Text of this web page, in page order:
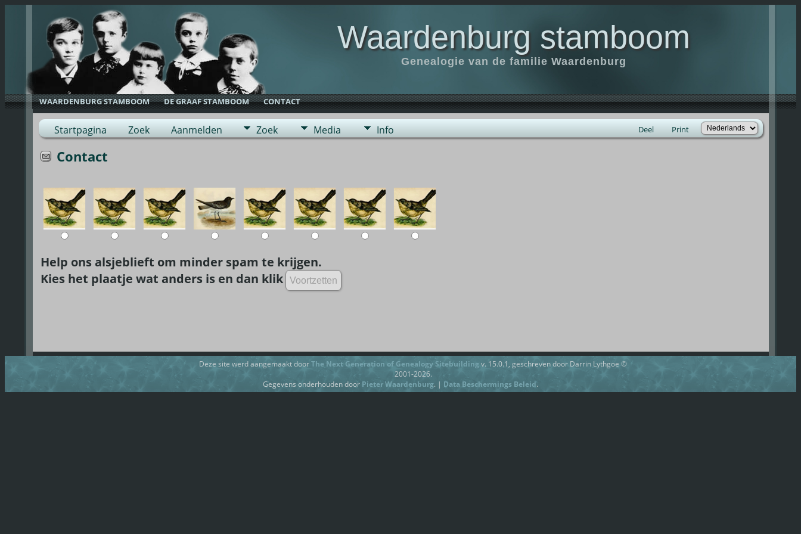
Waardenburg stamboom
Genealogie van de familie Waardenburg
WAARDENBURG STAMBOOM DE GRAAF STAMBOOM CONTACT
Startpagina Zoek Aanmelden Zoek Media Info Deel Print
Contact
Help ons alsjeblieft om minder spam te krijgen.
Kies het plaatje wat anders is en dan klik
Deze site werd aangemaakt doorThe Next Generation of Genealogy Sitebuildingv. 15.0.1, geschreven door Darrin Lythgoe ©
2001-2026.
Gegevens onderhouden door Pieter Waardenburg. | Data Beschermings Beleid.